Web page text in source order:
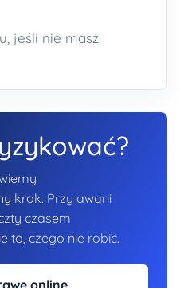
jeśli nie masz
krok. Przy awarii
czasem
to, czego nie robić.
online